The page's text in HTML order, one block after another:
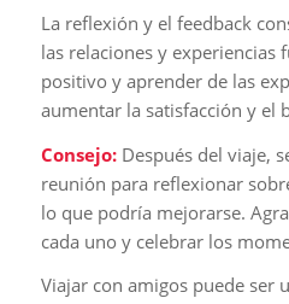
La reflexión y el feedback
las relaciones y experiencias
positivo y aprender de las
aumentar la satisfacción y el
Consejo:Después del viaje,
reunión para reflexionar
lo que podría mejorarse.
cada uno y celebrar los
Viajar con amigos puede ser